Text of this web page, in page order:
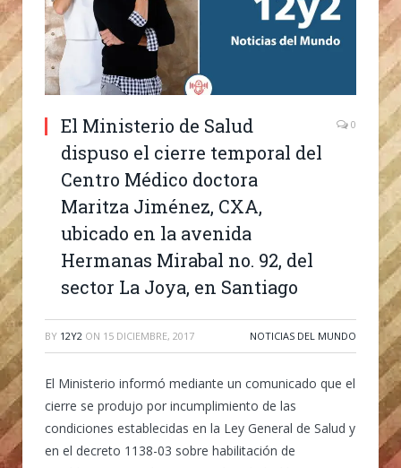
El Ministerio de Salud
dispuso el cierre temporal del
Centro Médico doctora
Maritza Jiménez, CXA,
ubicado en la avenida
Hermanas Mirabal no. 92, del
sector La Joya, en Santiago
0
BY 12Y2 ON 15 DICIEMBRE, 2017 NOTICIAS DEL MUNDO
El Ministerio informó mediante un comunicado que el
cierre se produjo por incumplimiento de las
condiciones establecidas en la Ley General de Salud y
en el decreto 1138-03 sobre habilitación de